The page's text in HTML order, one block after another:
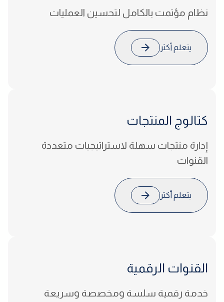
نظام مؤتمت بالكامل لتحسين العمليات
يتعلم أكثر
كتالوج المنتجات
إدارة منتجات سهلة لاستراتيجيات متعددة
القنوات
يتعلم أكثر
القنوات الرقمية
خدمة رقمية سلسة ومخصصة وسريعة